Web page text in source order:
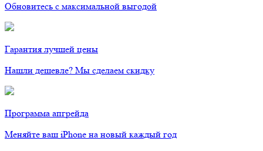
Обновитесь с максимальной выгодой
Гарантия лучшей цены
Нашли дешевле? Мы сделаем скидку
Программа апгрейда
Меняйте ваш iPhone на новый каждый год